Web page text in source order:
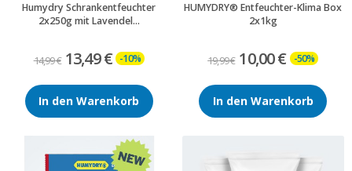
Humydry Schrankentfeuchter
2x250g mit Lavendel...
14,99 € 13,49 € -10%
In den Warenkorb
HUMYDRY® Entfeuchter-Klima Box
2x1kg
19,99 € 10,00 € -50%
In den Warenkorb